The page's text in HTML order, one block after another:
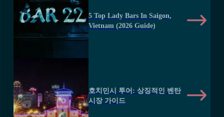
5 Top Lady Bars In Saigon,
Vietnam (2026 Guide)
호치민시 투어: 상징적인 벤탄
시장 가이드